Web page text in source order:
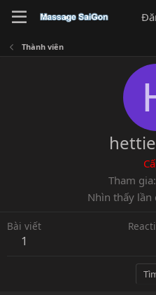
Thành viên
Tham gia
Nhìn thấy lần
Bài viết
1